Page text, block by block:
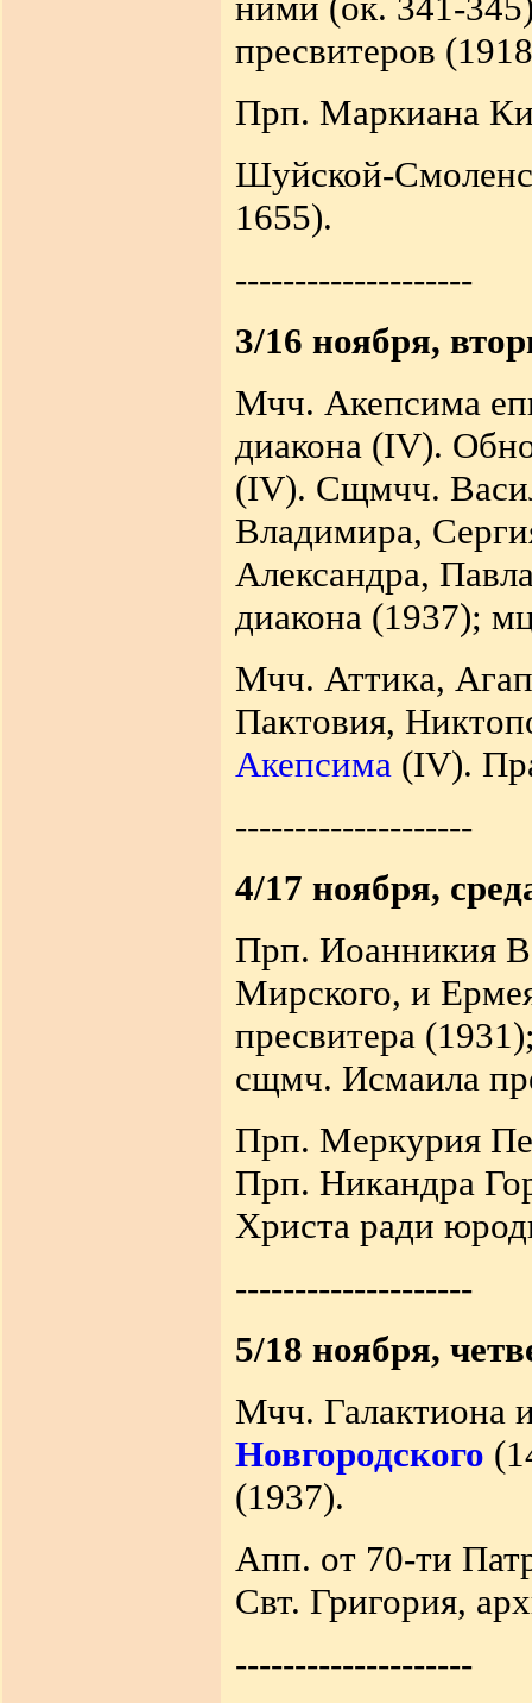
пресвитеров
Прп. Маркиана
Шуйской-
1655).
--------------------
3/16 ноября,
Мчч. Акепсима
диакона (IV).
(IV). Сщмчч.
Владимира,
Александра,
диакона (1937);
Мчч. Аттика,
Пактовия,
Акепсима (IV).
--------------------
4/17 ноября,
Прп. Иоанникия
Мирского, и
пресвитера
сщмч. Исмаила
Прп. Меркурия
Прп. Никандра
Христа ради
--------------------
5/18 ноября,
Мчч.
Новгородского
(1937).
Апп. от 70-ти
Свт. Григория,
--------------------